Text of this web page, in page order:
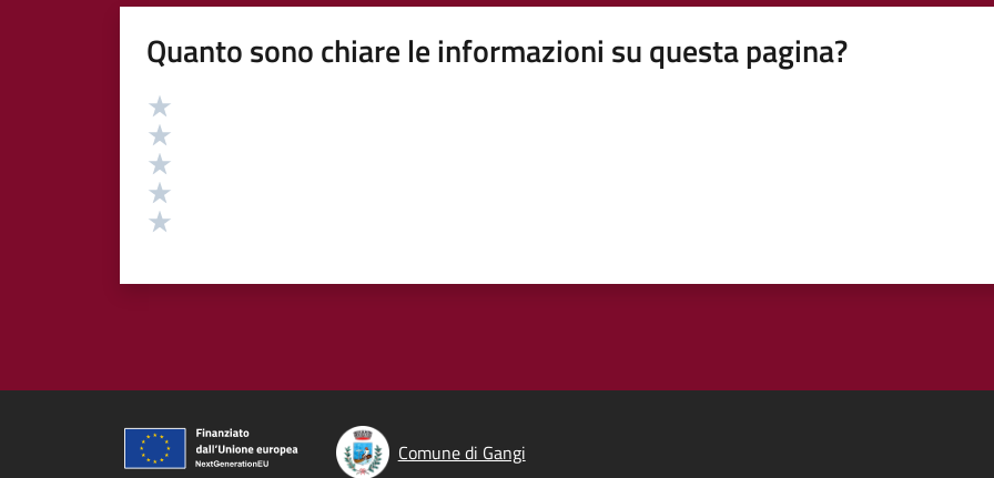
Quanto sono chiare le informazioni su questa pagina?
Valutazione
Comune di Gangi